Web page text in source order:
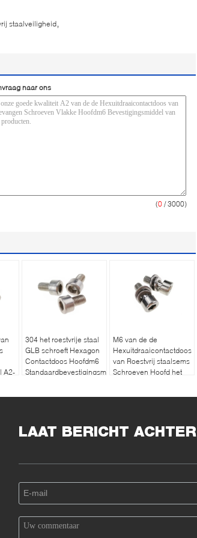
staalveiligheid
naar ons
(0 / 3000)
A2-
304 het roestvrije staal
GLB schroeft Hexagon
Contactdoos Hoofdm6
Standaardbevestigingsmiddel
M6 van de de
Hexuitdraaicontactdoos
van Roestvrij staalsems
Schroeven Hoofd het
LAAT BERICHT ACHTER